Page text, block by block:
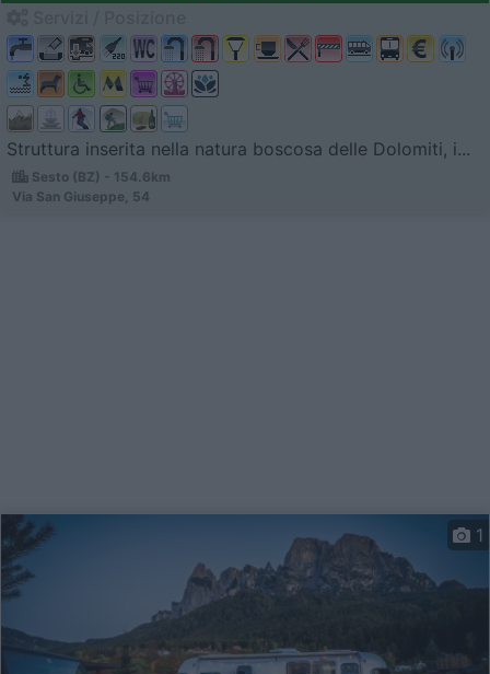
Struttura inserita nella natura boscosa delle Dolomiti, i...
Sesto (BZ) - 154.6km
Via San Giuseppe, 54
1